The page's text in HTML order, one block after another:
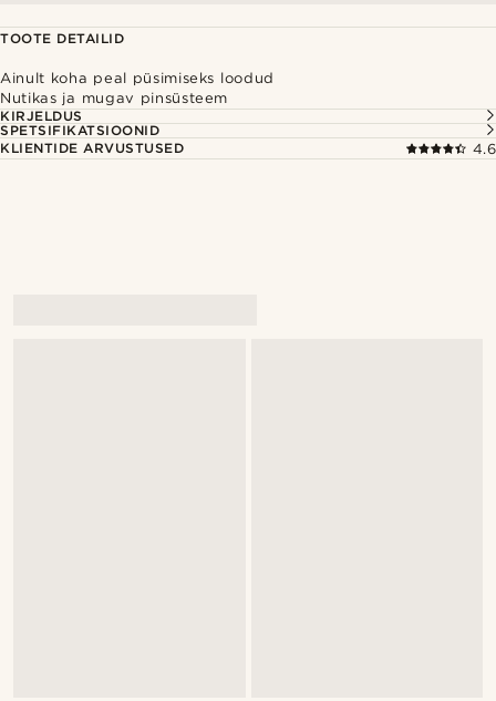
TOOTE DETAILID
Ainult koha peal püsimiseks loodud
Nutikas ja mugav pinsüsteem
KIRJELDUS
SPETSIFIKATSIOONID
KLIENTIDE ARVUSTUSED
4.6